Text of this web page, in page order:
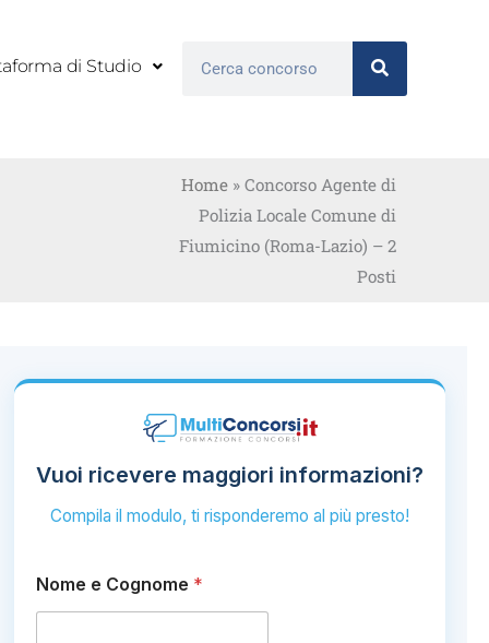
di Studio Cerca
Home» Concorso Agente di
Polizia Locale Comune di
Fiumicino (Roma-Lazio) – 2
Posti
Vuoi ricevere maggiori informazioni?
Compila il modulo, ti risponderemo al più presto!
Nome e Cognome *